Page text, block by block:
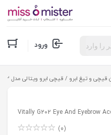
ورود
قیچی و تیغ ابرو / قیچی ابرو ویتالی مدل G202
Vitally G202 Eye And Eyebrow
(0)